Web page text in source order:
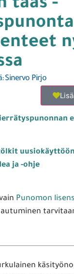
taas -
Sinervo Pirjo
ja -ohje
Punomon